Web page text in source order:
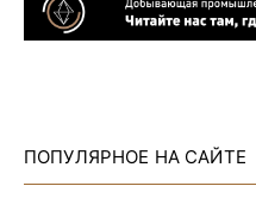
ПОПУЛЯРНОЕ НА САЙТЕ